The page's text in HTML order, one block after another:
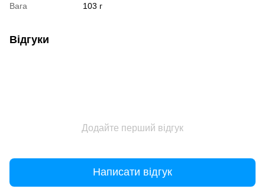
Вага
103 г
Відгуки
Додайте перший відгук
Написати відгук